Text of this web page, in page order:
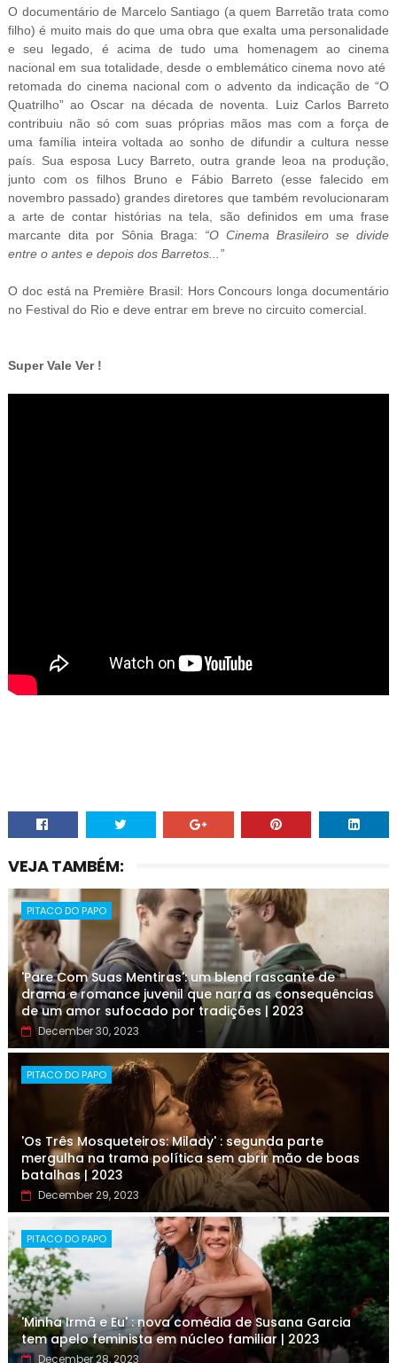
O documentário de Marcelo Santiago (a quem Barretão trata como
filho) é muito mais do que uma obra que exalta uma personalidade
e seu legado, é acima de tudo uma homenagem ao cinema
nacional em sua totalidade, desde o emblemático cinema novo até
retomada do cinema nacional com o advento da indicação de “O
Quatrilho” ao Oscar na década de noventa. Luiz Carlos Barreto
contribuiu não só com suas próprias mãos mas com a força de
uma família inteira voltada ao sonho de difundir a cultura nesse
país. Sua esposa Lucy Barreto, outra grande leoa na produção,
junto com os filhos Bruno e Fábio Barreto (esse falecido em
novembro passado) grandes diretores que também revolucionaram
a arte de contar histórias na tela, são definidos em uma frase
marcante dita por Sônia Braga: “O Cinema Brasileiro se divide
entre o antes e depois dos Barretos... ”
O doc está na Première Brasil: Hors Concours longa documentário
no Festival do Rio e deve entrar em breve no circuito comercial.
Super Vale Ver !
VEJA TAMBÉM:
PITACO DO PAPO
'Pare Com Suas Mentiras': um blend rascante de
drama e romance juvenil que narra as consequências
de um amor sufocado por tradições | 2023
December 30, 2023
PITACO DO PAPO
'Os Três Mosqueteiros: Milady' : segunda parte
mergulha na trama política sem abrir mão de boas
batalhas | 2023
December 29, 2023
PITACO DO PAPO
'Minha Irmã e Eu' : nova comédia de Susana Garcia
tem apelo feminista em núcleo familiar | 2023
December 28, 2023